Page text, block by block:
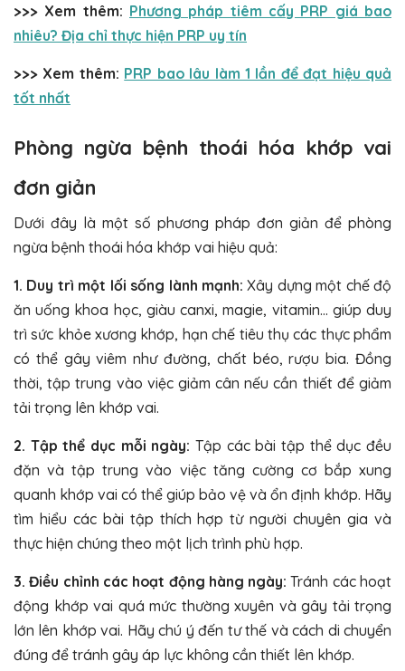
>>> Xem thêm: Phương pháp tiêm cấy PRP giá bao
nhiêu? Địa chỉ thực hiện PRP uy tín
>>> Xem thêm: PRP bao lâu làm 1 lần để đạt hiệu quả
tốt nhất
Phòng ngừa bệnh thoái hóa khớp vai
đơn giản
Dưới đây là một số phương pháp đơn giản để phòng
ngừa bệnh thoái hóa khớp vai hiệu quả:
1. Duy trì một lối sống lành mạnh: Xây dựng một chế độ
ăn uống khoa học, giàu canxi, magie, vitamin… giúp duy
trì sức khỏe xương khớp, hạn chế tiêu thụ các thực phẩm
có thể gây viêm như đường, chất béo, rượu bia. Đồng
thời, tập trung vào việc giảm cân nếu cần thiết để giảm
tải trọng lên khớp vai.
2. Tập thể dục mỗi ngày: Tập các bài tập thể dục đều
đặn và tập trung vào việc tăng cường cơ bắp xung
quanh khớp vai có thể giúp bảo vệ và ổn định khớp. Hãy
tìm hiểu các bài tập thích hợp từ người chuyên gia và
thực hiện chúng theo một lịch trình phù hợp.
3. Điều chỉnh các hoạt động hàng ngày: Tránh các hoạt
động khớp vai quá mức thường xuyên và gây tải trọng
lớn lên khớp vai. Hãy chú ý đến tư thế và cách di chuyển
đúng để tránh gây áp lực không cần thiết lên khớp.